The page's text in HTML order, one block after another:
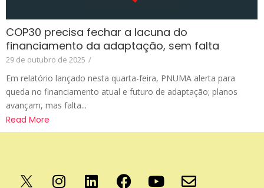
COP30 precisa fechar a lacuna do
financiamento da adaptação, sem falta
29 de outubro de 2025 /
Em relatório lançado nesta quarta-feira, PNUMA alerta para
queda no financiamento atual e futuro de adaptação; planos
avançam, mas falta...
Read More